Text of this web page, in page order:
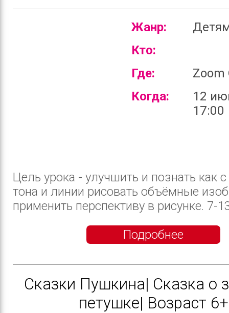
Жанр:
Кто:
Где:
Zoom
Когда:
12
17:00
Цель урока - улучшить и познать как
тона и линии рисовать объёмные
применить перспективу в рисунке. 7-
Подробнее
Сказки Пушкина| Сказка о
петушке| Возраст 6+